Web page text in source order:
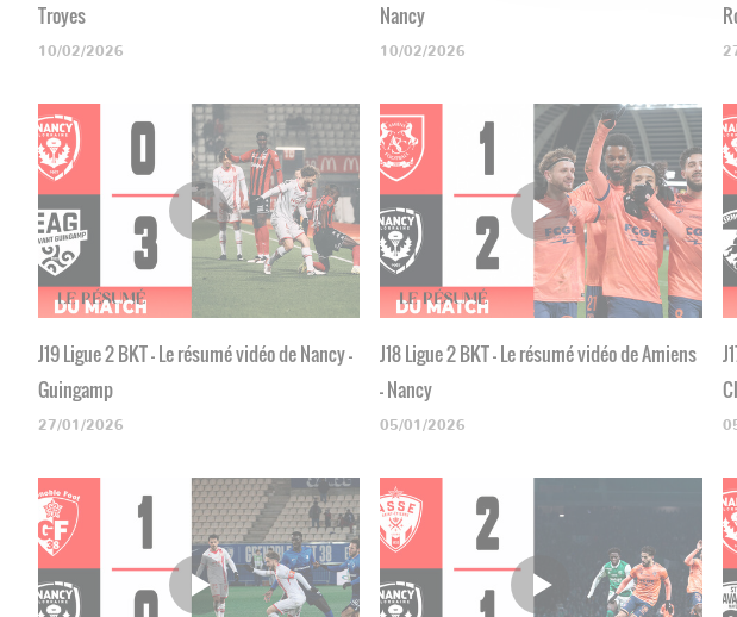
Troyes
10/02/2026
Nancy
10/02/2026
J19 Ligue 2 BKT - Le résumé vidéo de Nancy -
Guingamp
27/01/2026
J18 Ligue 2 BKT - Le résumé vidéo de Amiens
- Nancy
05/01/2026